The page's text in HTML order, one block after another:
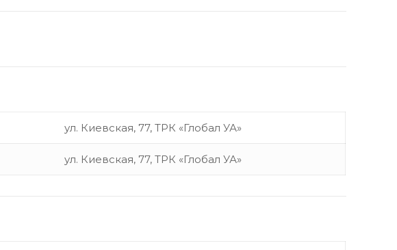
ул. Киевская, 77, ТРК «Глобал УА»
ул. Киевская, 77, ТРК «Глобал УА»